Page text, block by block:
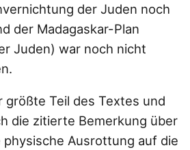
der Juden noch
der Madagaskar-Plan
Juden) war noch nicht
größte Teil des Textes und
die zitierte Bemerkung über
physische Ausrottung auf die